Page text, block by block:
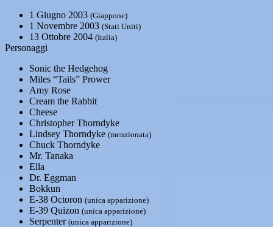
1 Giugno 2003 (Giappone)
1 Novembre 2003 (Stati Uniti)
13 Ottobre 2004 (Italia)
Personaggi
Sonic the Hedgehog
Miles “Tails” Prower
Amy Rose
Cream the Rabbit
Cheese
Christopher Thorndyke
Lindsey Thorndyke (menzionata)
Chuck Thorndyke
Mr. Tanaka
Ella
Dr. Eggman
Bokkun
E-38 Octoron (unica apparizione)
E-39 Quizon (unica apparizione)
Serpenter (unica apparizione)